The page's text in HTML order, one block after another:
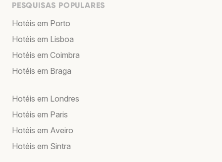
PESQUISAS POPULARES
Hotéis em Porto
Hotéis em Lisboa
Hotéis em Coimbra
Hotéis em Braga
Hotéis em Londres
Hotéis em Paris
Hotéis em Aveiro
Hotéis em Sintra